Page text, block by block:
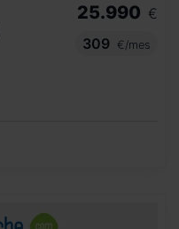
25.990 €
309
€/mes